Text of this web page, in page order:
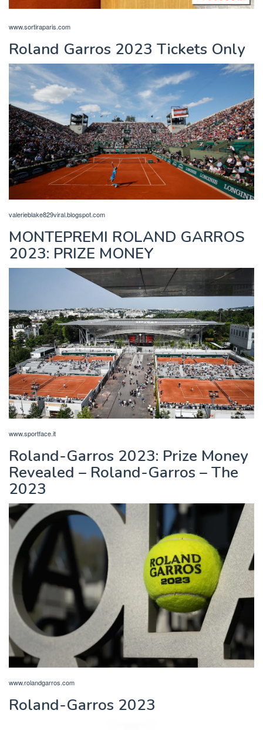
www.sortiraparis.com
Roland Garros 2023 Tickets Only
valerieblake829viral.blogspot.com
MONTEPREMI ROLAND GARROS
2023: PRIZE MONEY
www.sportface.it
Roland-Garros 2023: Prize Money
Revealed – Roland-Garros – The
2023
www.rolandgarros.com
Roland-Garros 2023